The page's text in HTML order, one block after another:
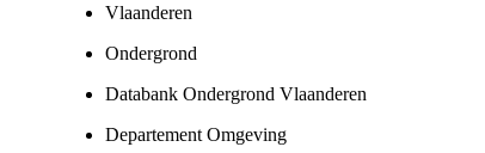
Vlaanderen
Ondergrond
Databank Ondergrond Vlaanderen
Departement Omgeving